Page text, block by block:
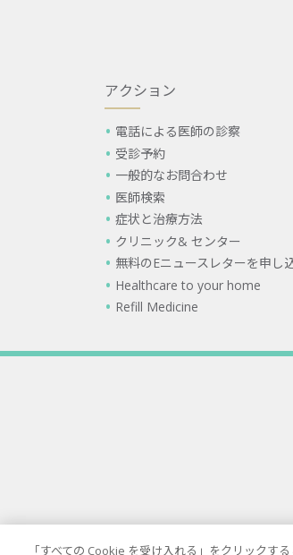
アクション
電話による医師の診察
受診予約
一般的なお問合わせ
医師検索
症状と治療方法
クリニック& センター
無料のEニュースレターを申し
Healthcare to your home
Refill Medicine
「すべての Cookie を受け入れる」をクリックす